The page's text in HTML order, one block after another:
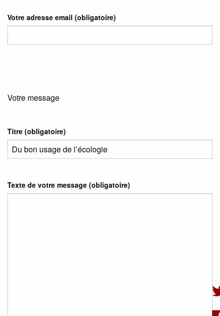
Votre adresse email (obligatoire)
Votre message
Titre (obligatoire)
Texte de votre message (obligatoire)